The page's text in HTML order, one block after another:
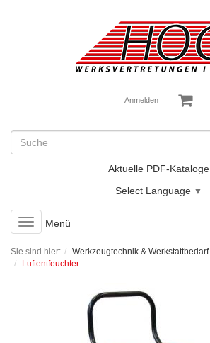
Anmelden
Aktuelle PDF-Kataloge
Select Language ▼
Toggle
navigation
Menü
Sie sind hier: Werkzeugtechnik & Werkstattbedarf
Luftentfeuchter